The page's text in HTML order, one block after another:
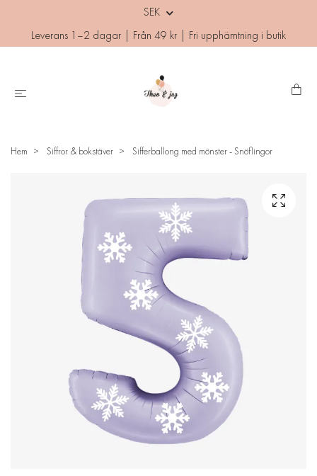
SEK
Leverans 1–2 dagar | Från 49 kr | Fri upphämtning i butik
Hem Siffror & bokstäver Sifferballong med mönster - Snöflingor